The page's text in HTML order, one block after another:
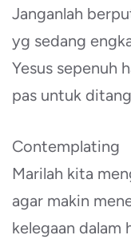
Janganlah
yg sedang
Yesus sepenuh
pas untuk
Contemplating
Marilah kita
agar makin
kelegaan dalam